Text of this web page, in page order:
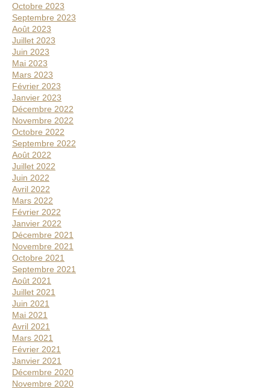
Octobre 2023
Septembre 2023
Août 2023
Juillet 2023
Juin 2023
Mai 2023
Mars 2023
Février 2023
Janvier 2023
Décembre 2022
Novembre 2022
Octobre 2022
Septembre 2022
Août 2022
Juillet 2022
Juin 2022
Avril 2022
Mars 2022
Février 2022
Janvier 2022
Décembre 2021
Novembre 2021
Octobre 2021
Septembre 2021
Août 2021
Juillet 2021
Juin 2021
Mai 2021
Avril 2021
Mars 2021
Février 2021
Janvier 2021
Décembre 2020
Novembre 2020